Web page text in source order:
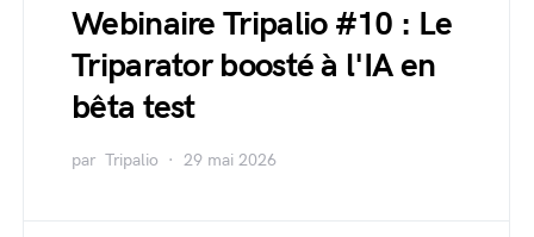
Webinaire Tripalio #10 : Le
Triparator boosté à l'IA en
bêta test
par Tripalio 29 mai 2026